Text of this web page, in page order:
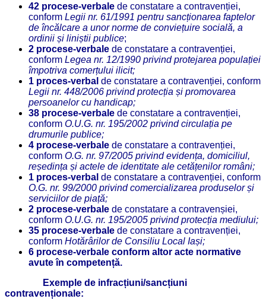
42 procese-verbale de constatare a contravenției,
conform Legii nr. 61/1991 pentru sancționarea faptelor
de încălcare a unor norme de conviețuire socială, a
ordinii și liniștii publice;
2 procese-verbale de constatare a contravenției,
conform Legea nr. 12/1990 privind protejarea populației
împotriva comerțului ilicit;
1 proces-verbal de constatare a contravenției, conform
Legii nr. 448/2006 privind protecția și promovarea
persoanelor cu handicap;
38 procese-verbale de constatare a contravenției,
conform O.U.G. nr. 195/2002 privind circulația pe
drumurile publice;
4 procese-verbale de constatare a contravenției,
conform O.G. nr. 97/2005 privind evidența, domiciliul,
reședința și actele de identitate ale cetățenilor români;
1 proces-verbal de constatare a contravenției, conform
O.G. nr. 99/2000 privind comercializarea produselor și
serviciilor de piață;
2 procese-verbale de constatare a contravenșiei,
conform O.U.G. nr. 195/2005 privind protecția mediului;
35 procese-verbale de constatare a contravenției,
conform Hotărârilor de Consiliu Local Iași;
6 procese-verbale conform altor acte normative
avute în competență.
Exemple de infracțiuni/sancțiuni
contravenționale: